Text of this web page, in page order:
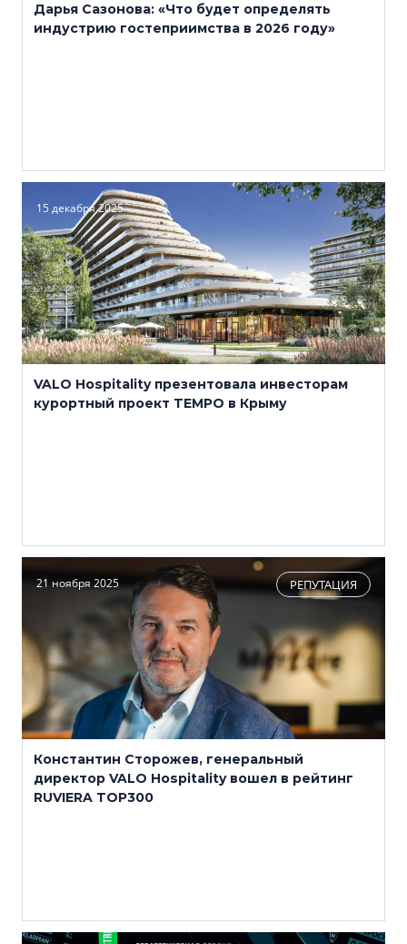
Дарья Сазонова: «Что будет определять
индустрию гостеприимства в 2026 году»
15 декабря 2025
VALO Hospitality презентовала инвесторам
курортный проект TEMPO в Крыму
21 ноября 2025 РЕПУТАЦИЯ
Константин Сторожев, генеральный
директор VALO Hospitality вошел в рейтинг
RUVIERA TOP300